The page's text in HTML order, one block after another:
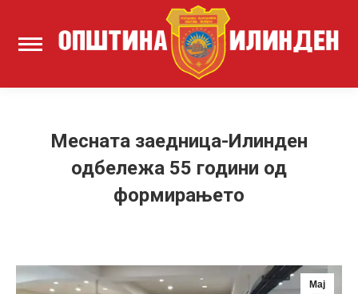
Месната заедница-Илинден
одбележа 55 години од
формирањето
Мај